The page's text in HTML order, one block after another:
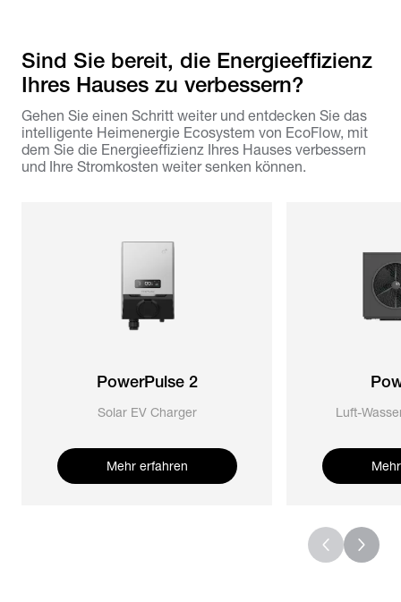
Sind Sie bereit, die Energieeffizienz
Ihres Hauses zu verbessern?
Gehen Sie einen Schritt weiter und entdecken Sie das
intelligente Heimenergie Ecosystem von EcoFlow, mit
dem Sie die Energieeffizienz Ihres Hauses verbessern
und Ihre Stromkosten weiter senken können.
PowerPulse 2
Solar EV Charger
Mehr erfahren
Luft-